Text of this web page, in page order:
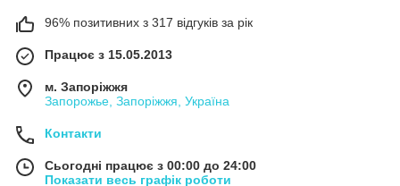
96% позитивних з 317 відгуків за рік
Працює з 15.05.2013
м. Запоріжжя
Запорожье, Запоріжжя, Україна
Контакти
Сьогодні працює з 00:00 до 24:00
Показати весь графік роботи